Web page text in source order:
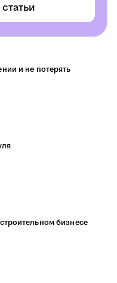
и не потерять
бизнесе